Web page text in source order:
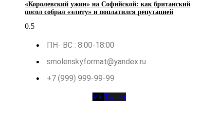
«Королевский ужин» на Софийской: как британский
посол собрал «элиту» и поплатился репутацией
ПН- ВС : 8:00-18:00
smolenskyformat@yandex.ru
+7 (999) 999-99-99
Vk Twitter